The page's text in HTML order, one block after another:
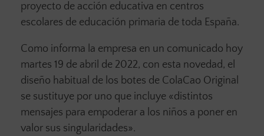
proyecto de acción educativa en centros
escolares de educación primaria de toda España.
Como informa la empresa en un comunicado hoy
martes 19 de abril de 2022, con esta novedad, el
diseño habitual de los botes de ColaCao Original
se sustituye por uno que incluye «distintos
mensajes para empoderar a los niños a poner en
valor sus singularidades».